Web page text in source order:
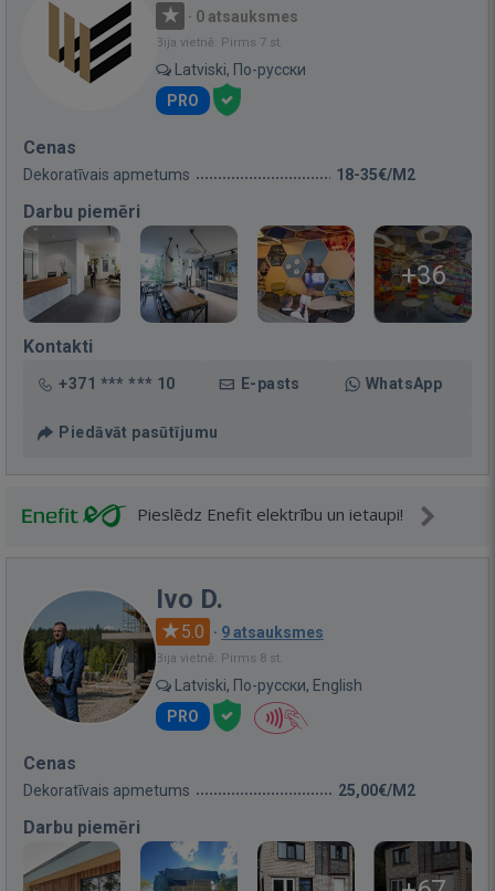
· 0 atsauksmes
Bija vietnē: Pirms 7 st.
Latviski, По-русски
PRO
Cenas
Dekoratīvais apmetums 18-35€/M2
Darbu piemēri
+36
Kontakti
+371 *** *** 10 E-pasts WhatsApp
Piedāvāt pasūtījumu
Pieslēdz Enefit elektrību un ietaupi!
Ivo D.
5.0 · 9 atsauksmes
Bija vietnē: Pirms 8 st.
Latviski, По-русски, English
PRO
Cenas
Dekoratīvais apmetums 25,00€/M2
Darbu piemēri